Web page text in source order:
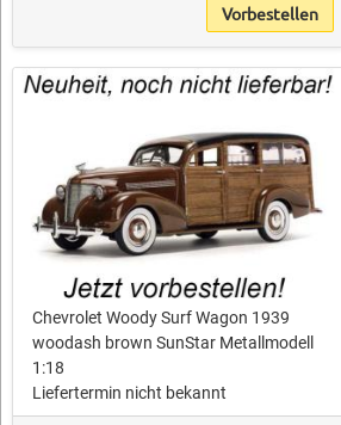
Vorbestellen
Chevrolet Woody Surf Wagon 1939
woodash brown SunStar Metallmodell
1:18
Liefertermin nicht bekannt